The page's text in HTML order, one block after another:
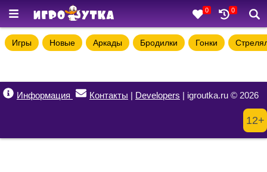
0 0
Игры Новые Аркады Бродилки Гонки
Информация Контакты | Developers | igroutka.ru © 2026
12+